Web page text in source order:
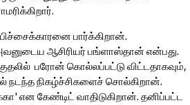
பிச்சைக்காரனை பார்க்கிறான்.
ஆசிரியர் பங்ளாஸ்தான் என்பது.
பரோன் கொல்லப்பட்டு விட்டதாகவும்,
நடந்த நிகழ்ச்சிகளைச் சொல்கிறான்.
என கேண்டிட் வாதிடுகிறான். தனிப்பட்ட